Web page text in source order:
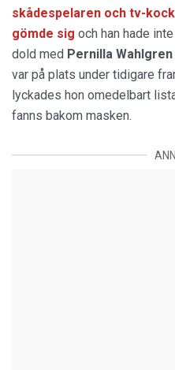
skådespelaren och tv-
gömde sig och han hade
dold med Pernilla Wahlgren
var på plats under tidigare
lyckades hon omedelbart
fanns bakom masken.